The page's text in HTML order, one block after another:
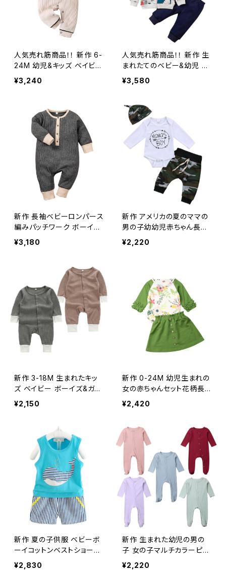
人気売れ筋商品！！ 新作 6-
24M 幼児&キッズ ベイビー
ガール&ボーイロンパース
秋～春の服 ニット 長袖 ボ
ンプスーツ セーター 暖か
い衣装
¥3,240
人気売れ筋商品！！ 新作 生
まれたてのベビー&幼児 男
の子 アニメの恐竜プリント
フード付きジッパー ジャケ
ツ 上下衣装セット
¥3,580
新作 長袖ベビーロンパース
編みパッチワーク ボーイズ
&ガールズジャンプスーツ
生まれたて 幼児 男の子nの
¥3,180
新作 アメリカの夏のママの
男の子幼幼児赤ちゃん長袖
ロンパーストップカモフラー
ジュパンツ帽子3個衣装セッ
¥2,220
新作 3-18M 生まれたキッ
ズ ベイビー ボーイズ&ガー
ルズ オータムソフトロング
スリーブロンパースジャンプ
¥2,150
新作 0-24M 幼児生まれの
女の赤ちゃんセット花柄長
袖ロンパースグリーンスカ
ート秋春女の赤ちゃんの服
¥2,420
新作 夏の子供服 ベビーボ
ーイコットンベストショーツ
上下セット 幼児 キッズ アニ
メ トラックスーツ
¥2,830
新作 生まれた幼児の男の
子 女の子マルチカラーピッ
ト長袖トップロンパースコッ
トンジャンプスーツ衣装服
¥2,220